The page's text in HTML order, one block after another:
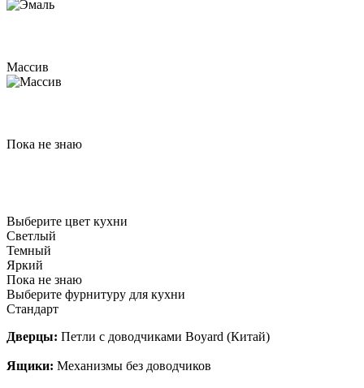
Массив
Пока не знаю
Выберите цвет кухни
Светлый
Темный
Яркий
Пока не знаю
Выберите фурнитуру для кухни
Стандарт
Дверцы: Петли с доводчиками Boyard (Китай)
Ящики: Механизмы без доводчиков